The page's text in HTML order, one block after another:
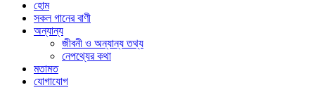
হোম
সকল গানের বাণী
অন্যান্য
জীবনী ও অন্যান্য তথ্য
নেপথ্যের কথা
মতামত
যোগাযোগ